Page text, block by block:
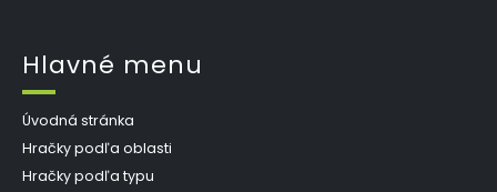
Hlavné menu
Úvodná stránka
Hračky podľa oblasti
Hračky podľa typu